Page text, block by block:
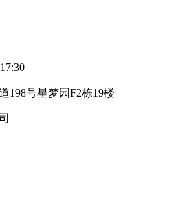
198号星梦园F2栋19楼